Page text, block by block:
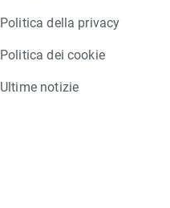
Politica della privacy
Politica dei cookie
Ultime notizie